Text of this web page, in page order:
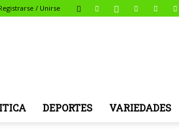
/ Unirse
DEPORTES VARIEDADES